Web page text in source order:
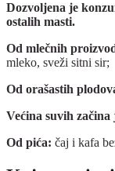
Dozvoljena je
ostalih masti.
Od mlečnih
mleko, sveži sitni sir;
Od orašastih
Većina suvih začina
Od pića: čaj i kafa